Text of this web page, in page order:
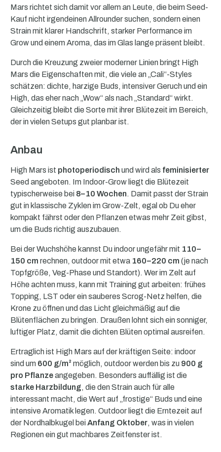
Mars richtet sich damit vor allem an Leute, die beim Seed-
Kauf nicht irgendeinen Allrounder suchen, sondern einen
Strain mit klarer Handschrift, starker Performance im
Grow und einem Aroma, das im Glas lange präsent bleibt.
Durch die Kreuzung zweier moderner Linien bringt High
Mars die Eigenschaften mit, die viele an „Cali“-Styles
schätzen: dichte, harzige Buds, intensiver Geruch und ein
High, das eher nach „Wow“ als nach „Standard“ wirkt.
Gleichzeitig bleibt die Sorte mit ihrer Blütezeit im Bereich,
der in vielen Setups gut planbar ist.
Anbau
High Mars ist photoperiodisch und wird als feminisierter
Seed angeboten. Im Indoor-Grow liegt die Blütezeit
typischerweise bei 8–10 Wochen. Damit passt der Strain
gut in klassische Zyklen im Grow-Zelt, egal ob Du eher
kompakt fährst oder den Pflanzen etwas mehr Zeit gibst,
um die Buds richtig auszubauen.
Bei der Wuchshöhe kannst Du indoor ungefähr mit 110–
150 cm rechnen, outdoor mit etwa 160–220 cm (je nach
Topfgröße, Veg-Phase und Standort). Wer im Zelt auf
Höhe achten muss, kann mit Training gut arbeiten: frühes
Topping, LST oder ein sauberes Scrog-Netz helfen, die
Krone zu öffnen und das Licht gleichmäßig auf die
Blütenflächen zu bringen. Draußen lohnt sich ein sonniger,
luftiger Platz, damit die dichten Blüten optimal ausreifen.
Ertraglich ist High Mars auf der kräftigen Seite: indoor
sind um 600 g/m² möglich, outdoor werden bis zu 900 g
pro Pflanzeangegeben. Besonders auffällig ist die
starke Harzbildung, die den Strain auch für alle
interessant macht, die Wert auf „frostige“ Buds und eine
intensive Aromatik legen. Outdoor liegt die Erntezeit auf
der Nordhalbkugel beiAnfang Oktober, was in vielen
Regionen ein gut machbares Zeitfenster ist.